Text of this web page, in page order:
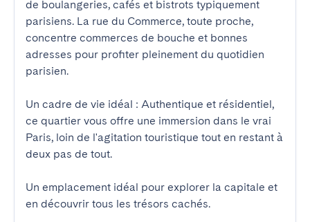
de boulangeries, cafés et bistrots typiquement
parisiens. La rue du Commerce, toute proche,
concentre commerces de bouche et bonnes
adresses pour profiter pleinement du quotidien
parisien.
Un cadre de vie idéal : Authentique et résidentiel,
ce quartier vous offre une immersion dans le vrai
Paris, loin de l'agitation touristique tout en restant à
deux pas de tout.
Un emplacement idéal pour explorer la capitale et
en découvrir tous les trésors cachés.